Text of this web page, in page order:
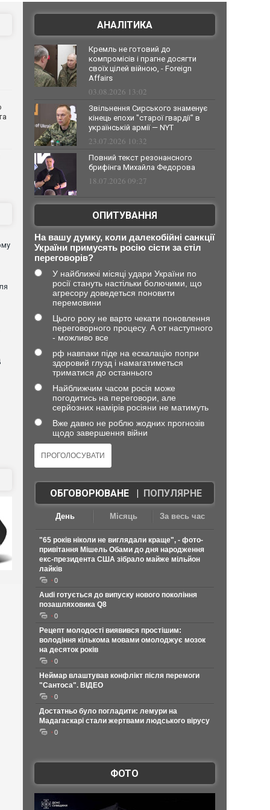
АНАЛІТИКА
Кремль не готовий до
компромісів і прагне досягти
своїх цілей війною, - Foreign
Affairs
03.08.2026 13:02
Звільнення Сирського знаменує
кінець епохи "старої гвардії" в
українській армії — NYT
23.07.2026 10:32
Повний текст резонансного
брифінга Михайла Федорова
18.07.2026 09:27
ОПИТУВАННЯ
На вашу думку, коли далекобійні санкції
України примусять росію сісти за стіл
переговорів?
У найближчі місяці удари України по
росії стануть настільки болючими, що
агресору доведеться поновити
перемовини
Цього року не варто чекати поновлення
переговорного процесу. А от наступного
- можливо все
рф навпаки піде на ескалацію попри
здоровий глузд і намагатиметься
триматися до останнього
Найближчим часом росія може
погодитись на переговори, але
серйозних намірів росіяни не матимуть
Вже давно не роблю жодних прогнозів
щодо завершення війни
ОБГОВОРЮВАНЕ| ПОПУЛЯРНЕ
День Місяць За весь час
"65 років ніколи не виглядали краще", - фото-
привітання Мішель Обами до дня народження
екс-президента США зібрало майже мільйон
лайків
0
Audi готується до випуску нового покоління
позашляховика Q8
0
Рецепт молодості виявився простішим:
володіння кількома мовами омолоджує мозок
на десяток років
0
Неймар влаштував конфлікт після перемоги
"Сантоса". ВІДЕО
0
Достатньо було погладити: лемури на
Мадагаскарі стали жертвами людського вірусу
0
ФОТО